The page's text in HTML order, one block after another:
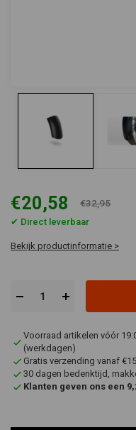
€20,58 €32,95
✔ Direct leverbaar
Bekijk productinformatie >
Voorraad artikelen vóór
(werkdagen)
Gratis verzending vanaf
30 dagen bedenktijd,
Klanten geven ons een